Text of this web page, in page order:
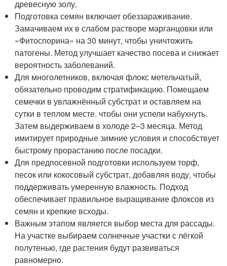
древесную золу.
Подготовка семян включает обеззараживание.
Замачиваем их в слабом растворе марганцовки или
«Фитоспорина» на 30 минут, чтобы уничтожить
патогены. Метод улучшает качество посева и снижает
вероятность заболеваний.
Для многолетников, включая флокс метельчатый,
обязательно проводим стратификацию. Помещаем
семечки в увлажнённый субстрат и оставляем на
сутки в теплом месте. чтобы они успели набухнуть.
Затем выдерживаем в холоде 2–3 месяца. Метод
имитирует природные зимние условия и способствует
быстрому прорастанию после посадки.
Для предпосевной подготовки используем торф,
песок или кокосовый субстрат, добавляя воду, чтобы
поддерживать умеренную влажность. Подход
обеспечивает правильное выращивание флоксов из
семян и крепкие всходы.
Важным этапом является выбор места для рассады.
На участке выбираем солнечные участки с лёгкой
полутенью, где растения будут развиваться
равномерно.